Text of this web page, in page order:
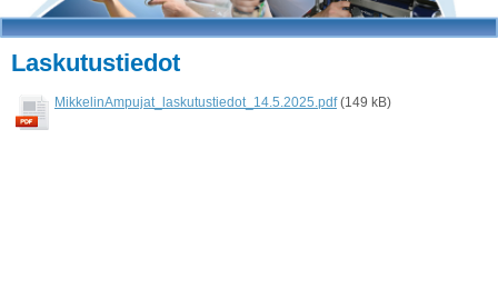
Laskutustiedot
MikkelinAmpujat_laskutustiedot_14.5.2025.pdf (149 kB)